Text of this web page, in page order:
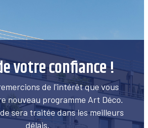
votre confiance !
de l'intérêt que vous
nouveau programme Art Déco.
sera traitée dans les meilleurs
délais.